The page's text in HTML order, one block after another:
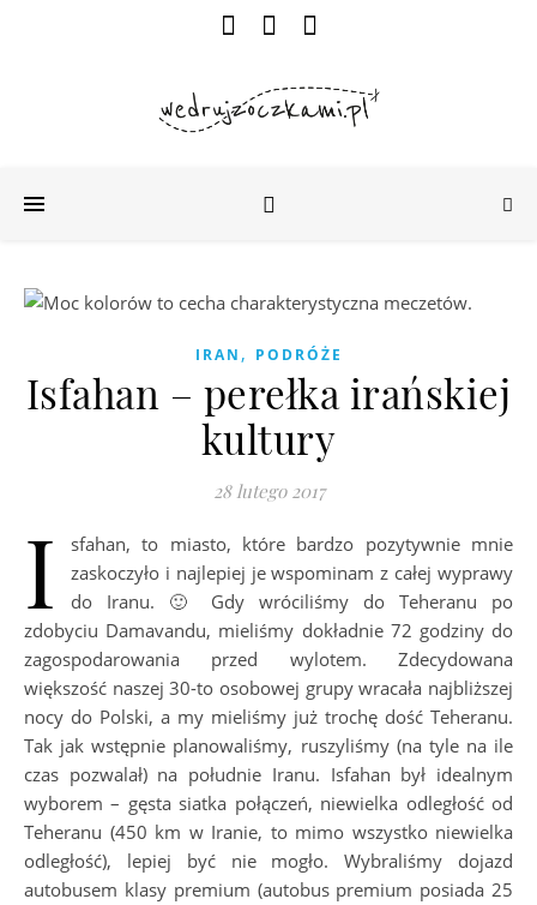
IRAN , PODRÓŻE
Isfahan – perełka irańskiej
kultury
28 lutego 2017
I
sfahan, to miasto, które bardzo pozytywnie mnie
zaskoczyło i najlepiej je wspominam z całej wyprawy
do Iranu. 🙂 Gdy wróciliśmy do Teheranu po
zdobyciu Damavandu, mieliśmy dokładnie 72 godziny do
zagospodarowania przed wylotem. Zdecydowana
większość naszej 30-to osobowej grupy wracała najbliższej
nocy do Polski, a my mieliśmy już trochę dość Teheranu.
Tak jak wstępnie planowaliśmy, ruszyliśmy (na tyle na ile
czas pozwalał) na południe Iranu. Isfahan był idealnym
wyborem – gęsta siatka połączeń, niewielka odległość od
Teheranu (450 km w Iranie, to mimo wszystko niewielka
odległość), lepiej być nie mogło. Wybraliśmy dojazd
autobusem klasy premium (autobus premium posiada 25